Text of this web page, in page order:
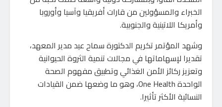
الخبراء والمسؤولين من قارات أفريقيا وآسيا وأوروبا
وأمريكا اللاتينية والجنوبية.
وشهد المؤتمر تكريم الدكتورة سماح عيد مدير المعهد،
تقديرا لإسهاماتها في مجالات تنمية الثروة الحيوانية
وتعزيز ركائز الأمن الغذائي وتطبيق مفهوم الصحة
الواحدة One Health، وهو ما وضعها ضمن القيادات
النسائية الأكثر تأثيرا.